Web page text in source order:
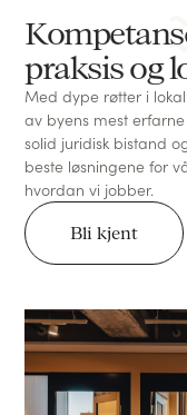
praksis og
Med dype røtter i
av byens mest
solid juridisk bistand
beste løsningene for
hvordan vi jobber.
Bli kjent